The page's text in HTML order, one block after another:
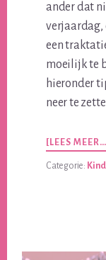
ander dat
verjaardag,
een
moeilijk te
hieronder
neer te
[LEES MEER…]
Categorie: